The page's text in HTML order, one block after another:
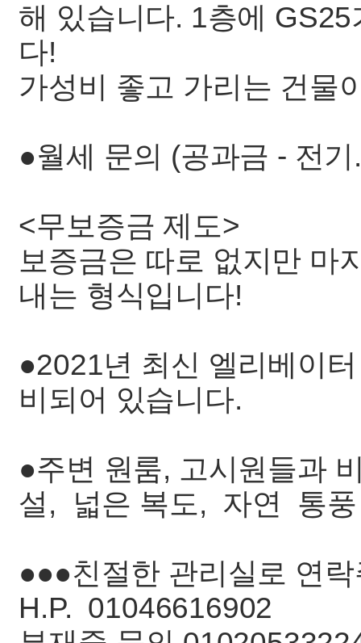
해 있습니다. 1층에
다!
가성비 좋고 가리는 건물
●월세 문의 (공과금 - 전
<무보증금 제도>
보증금은 따로 없지만 마
내는 형식입니다!
●2021년 최신 엘리베이
비되어 있습니다.
●주변 원룸, 고시원들과
설, 넓은 복도, 자연 통풍
●●●친절한 관리실로 연
H.P. 01046616902